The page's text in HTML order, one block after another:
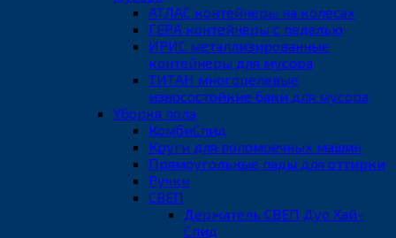
АТЛАС контейнеры на колесах
ГЕРА контейнеры с педалью
ИРИС металлизированные
контейнеры для мусора
ТИТАН многоцелевые
износостойкие баки для мусора
Уборка пола
КомбиСпид
Круги для поломоечных машин
Прямоугольные пады для оттирки
Ручки
СВЕП
Держатель СВЕП Дуо Хай-
Спид